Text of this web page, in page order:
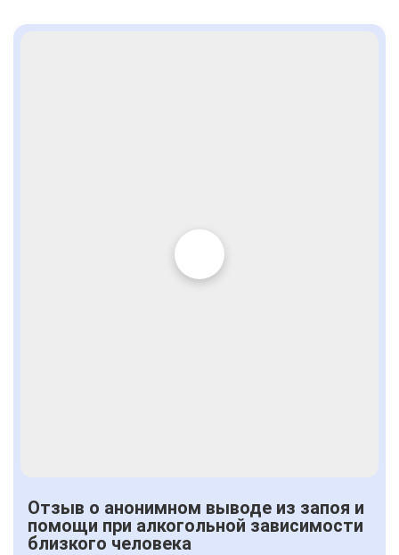
Отзыв о анонимном выводе из запоя и
помощи при алкогольной зависимости
близкого человека